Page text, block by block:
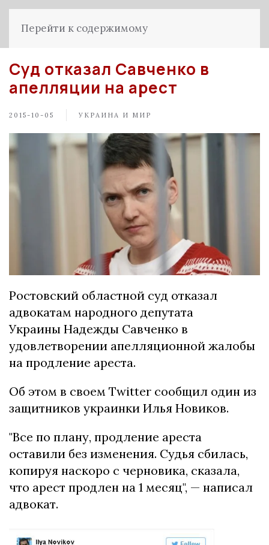
Перейти к содержимому
Суд отказал Савченко в
апелляции на арест
2015-10-05 УКРАИНА И МИР
Ростовский областной суд отказал
адвокатам народного депутата
Украины Надежды Савченко в
удовлетворении апелляционной жалобы
на продление ареста.
Об этом в своем Twitter сообщил один из
защитников украинки Илья Новиков.
"Все по плану, продление ареста
оставили без изменения. Судья сбилась,
копируя наскоро с черновика, сказала,
что арест продлен на 1 месяц", — написал
адвокат.